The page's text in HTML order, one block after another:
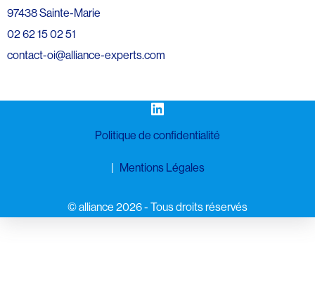
97438 Sainte-Marie
02 62 15 02 51
contact-oi@alliance-experts.com
LinkedIn
Politique de confidentialité
Mentions Légales
©️ alliance 2026 - Tous droits réservés